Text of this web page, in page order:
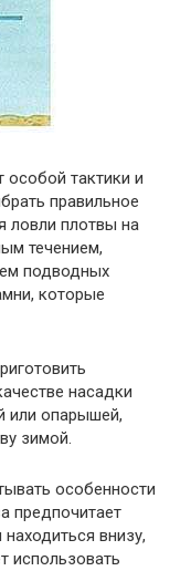
особой тактики и
правильное
ловли плотвы на
течением,
подводных
которые
насадки
или опарышей,
зимой.
особенности
предпочитает
внизу,
использовать